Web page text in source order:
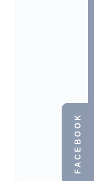
FACEBOOK